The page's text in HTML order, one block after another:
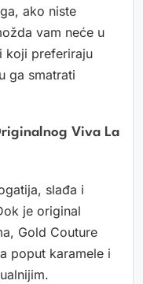
ako niste
vam neće u
koji preferiraju
ga smatrati
Viva La
slađa i
je original
Gold Couture
poput karamele i